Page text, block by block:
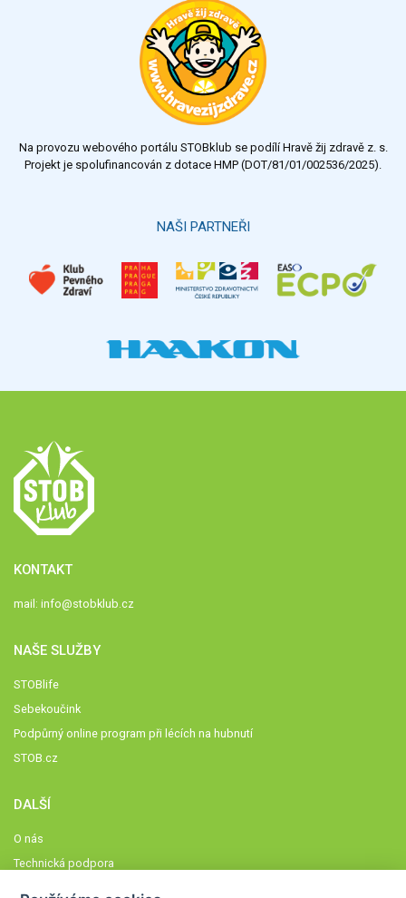
Na provozu webového portálu STOBklub se podílí Hravě žij zdravě z. s.
Projekt je spolufinancován z dotace HMP (DOT/81/01/002536/2025).
NAŠI PARTNEŘI
KONTAKT
mail: info@stobklub.cz
NAŠE SLUŽBY
STOBlife
Sebekoučink
Podpůrný online program při lécích na hubnutí
STOB.cz
DALŠÍ
O nás
Technická podpora